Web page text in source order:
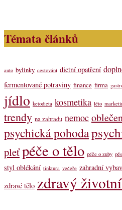
Témata článků
auto bylinky cestování dietní opatření
fermentované potraviny finance firma
jídlo ketodieta kosmetika léto
trendy na zahradu nemoc
psychická pohoda
pleťpéče o tělo péče o zuby
styl oblékání tinktura večeře zahradní
zdravé tělo zdravý